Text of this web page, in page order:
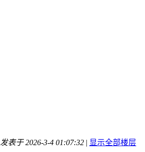
发表于 2026-3-4 01:07:32 | 显示全部楼层